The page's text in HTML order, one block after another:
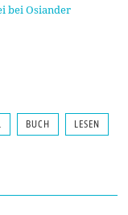
bei Osiander
BUCH LESEN